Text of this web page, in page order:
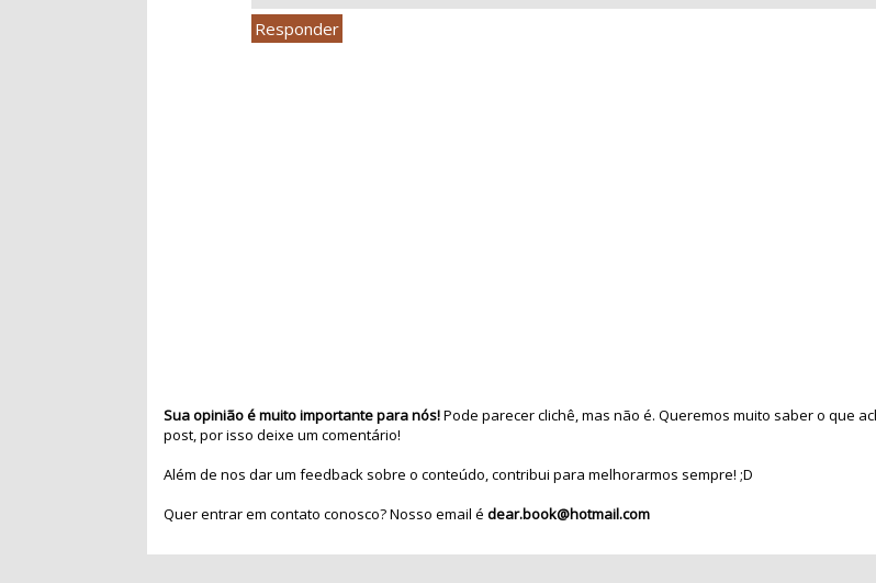
Responder
Sua opinião é muito importante para nós!Pode parecer clichê, mas não é. Queremos muito saber o que
post, por isso deixe um comentário!
Além de nos dar um feedback sobre o conteúdo, contribui para melhorarmos sempre! ;D
Quer entrar em contato conosco? Nosso email édear.book@hotmail.com